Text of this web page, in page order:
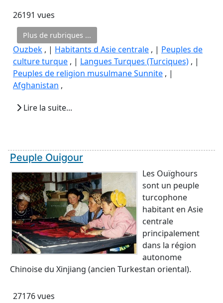
26191 vues
Plus de rubriques ...
Ouzbek , | Habitants d Asie centrale , | Peuples de
culture turque , | Langues Turques (Turciques) , |
Peuples de religion musulmane Sunnite , |
Afghanistan ,
Lire la suite...
Peuple Ouigour
Les Ouïghours
sont un peuple
turcophone
habitant en Asie
centrale
principalement
dans la région
autonome
Chinoise du Xinjiang (ancien Turkestan oriental).
27176 vues